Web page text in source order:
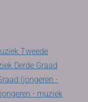
Tweede
Derde Graad
(jongeren -
- muziek